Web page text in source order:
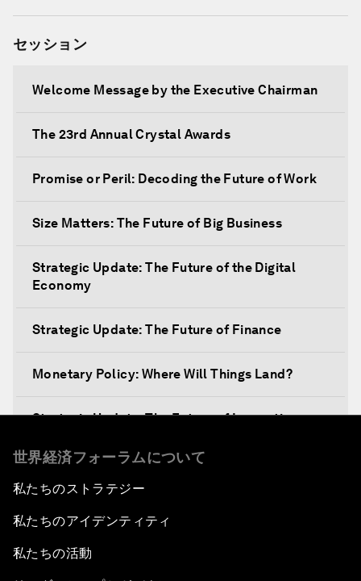
セッション
Welcome Message by the Executive Chairman
The 23rd Annual Crystal Awards
Promise or Peril: Decoding the Future of Work
Size Matters: The Future of Big Business
Strategic Update: The Future of the Digital
Economy
Strategic Update: The Future of Finance
Monetary Policy: Where Will Things Land?
Strategic Update: The Future of Innovation
Discover a World beyond X and Y Genes
Fourth Industrial Revolution: The Impact on
世界経済フォーラムについて
私たちのストラテジー
私たちのアイデンティティ
私たちの活動